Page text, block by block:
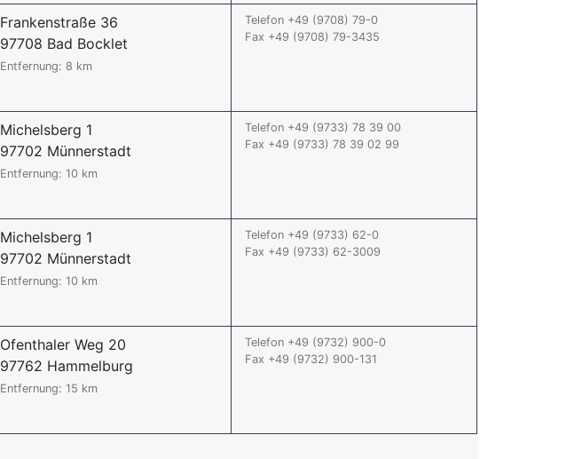
Frankenstraße 36
97708 Bad Bocklet
Entfernung: 8 km
Telefon +49 (9708) 79-0
Fax +49 (9708) 79-3435
Michelsberg 1
97702 Münnerstadt
Entfernung: 10 km
Telefon +49 (9733) 78 39 00
Fax +49 (9733) 78 39 02 99
Michelsberg 1
97702 Münnerstadt
Entfernung: 10 km
Telefon +49 (9733) 62-0
Fax +49 (9733) 62-3009
Ofenthaler Weg 20
97762 Hammelburg
Entfernung: 15 km
Telefon +49 (9732) 900-0
Fax +49 (9732) 900-131